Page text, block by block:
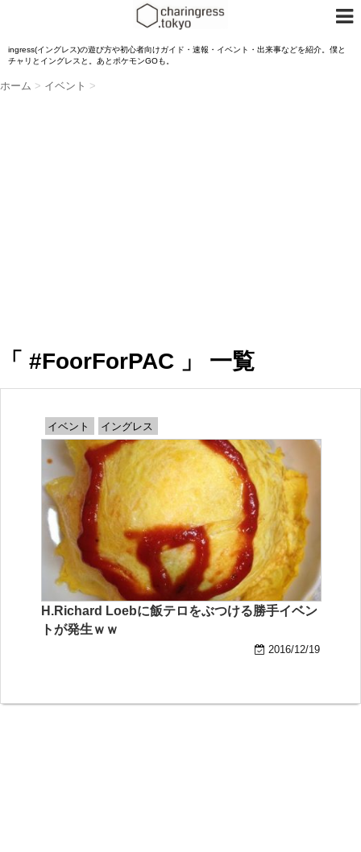
ingress(イングレス)の遊び方や初心者向けガイド・速報・イベント・出来事などを紹介。僕と
チャリとイングレスと。あとポケモンGOも。
ホーム > イベント >
「 #FoorForPAC 」 一覧
イベント イングレス
H.Richard Loebに飯テロをぶつける勝手イベン
トが発生ｗｗ
2016/12/19